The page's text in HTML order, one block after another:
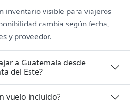
inventario visible para viajeros
cambia según fecha,
y proveedor.
a Guatemala desde
del Este?
vuelo incluido?